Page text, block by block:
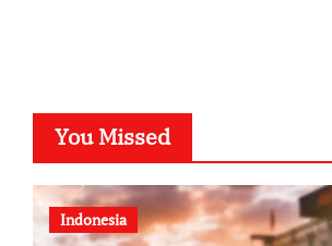
You Missed
Indonesia